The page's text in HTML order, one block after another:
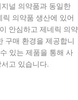
널 의약품과 동일한
의약품 생산에 있어
안심하고 제네릭 의약
구매 환경을 제공합니
있는 제품을 통해 사
고 있습니다.